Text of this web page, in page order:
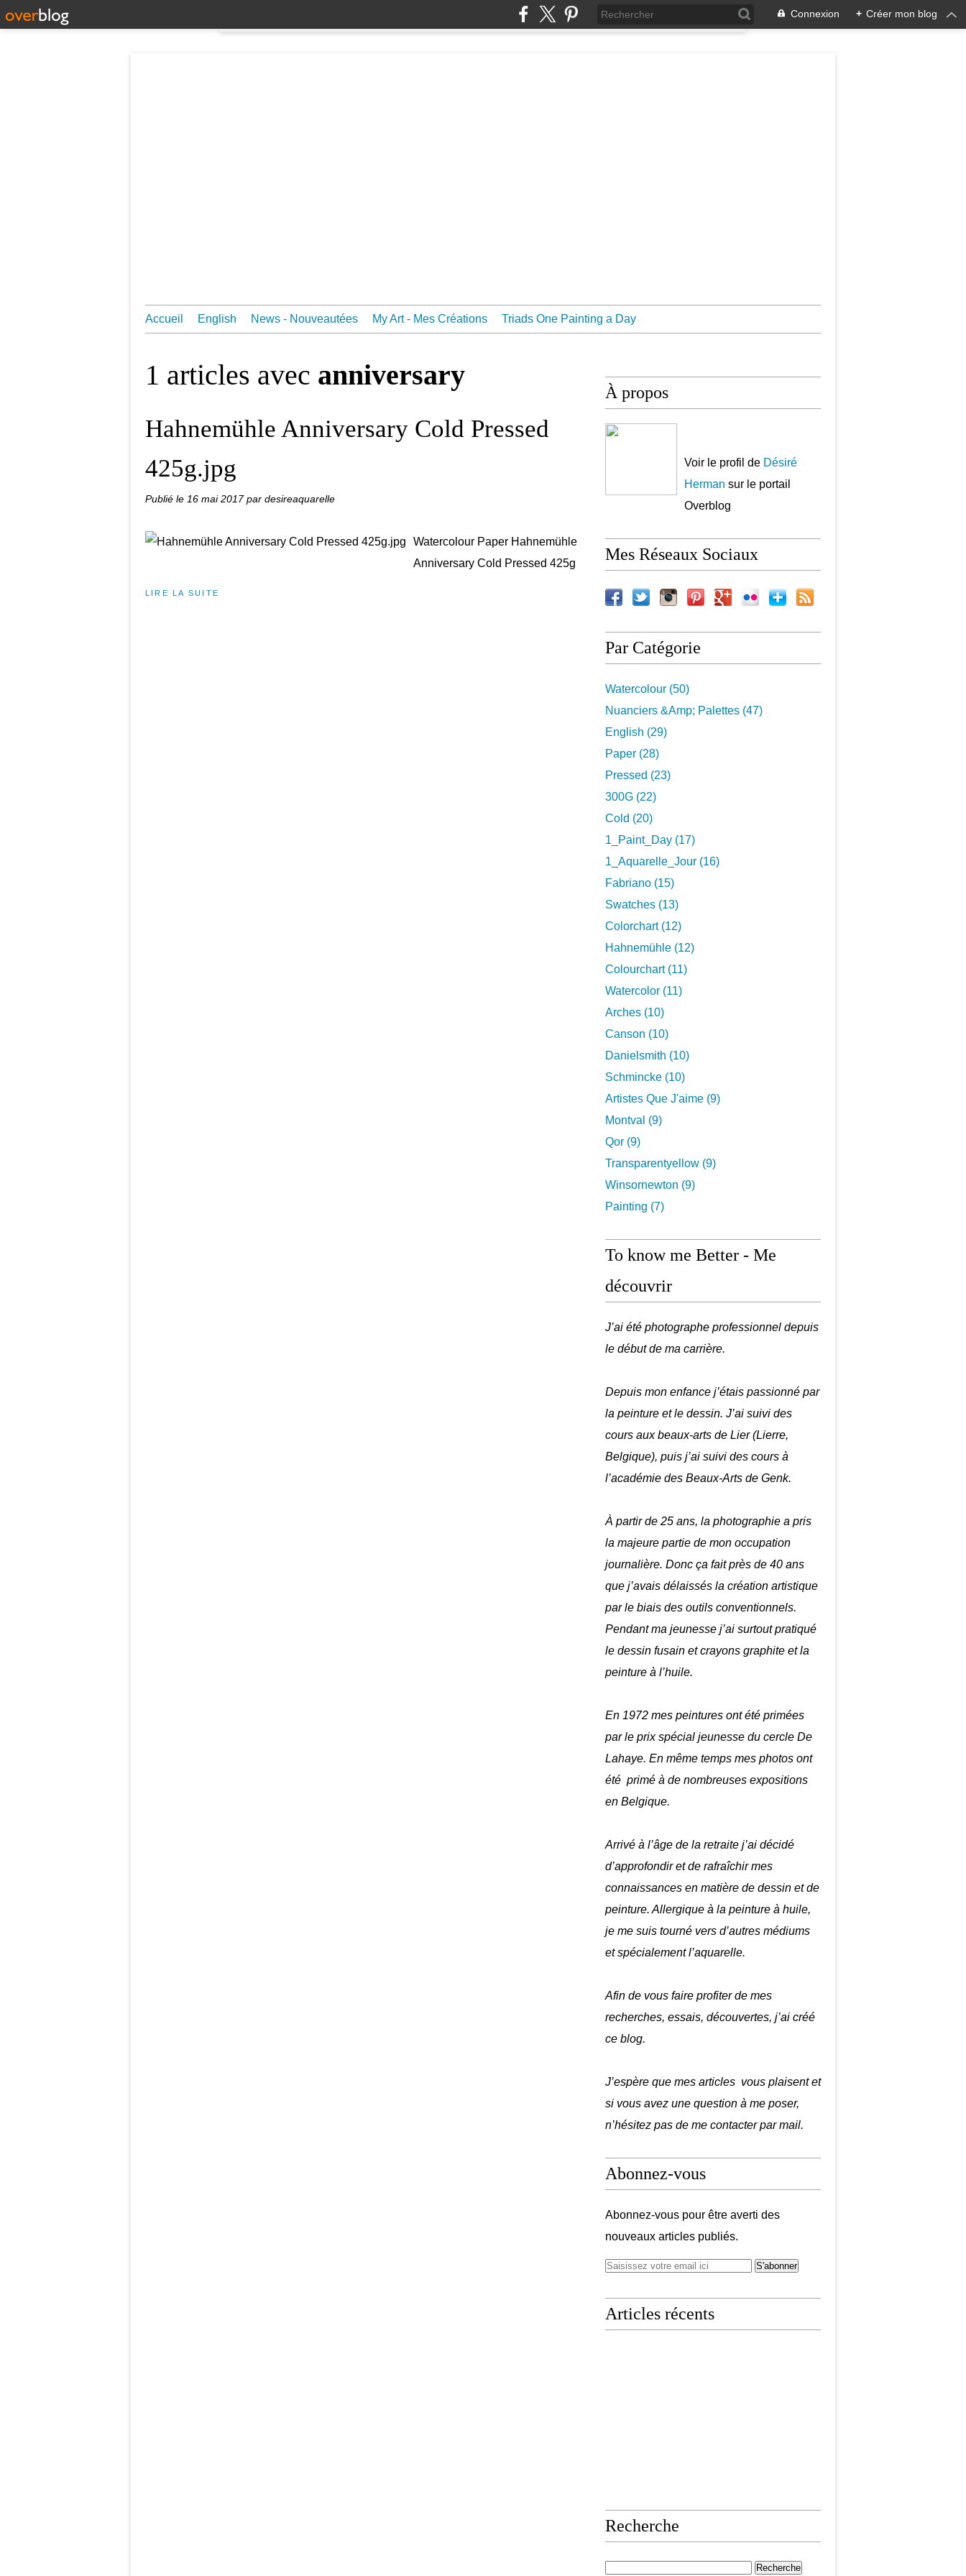
Connexion + Créer mon blog
Accueil English News - Nouveautées My Art - Mes Créations Triads One Painting a Day
1 articles avec anniversary
Hahnemühle Anniversary Cold Pressed
425g.jpg
Publié le 16 mai 2017par desireaquarelle
Watercolour Paper Hahnemühle
Anniversary Cold Pressed 425g
LIRE LA SUITE
À propos
Voir le profil de Désiré
Herman sur le portail
Overblog
Mes Réseaux Sociaux
Par Catégorie
Watercolour (50)
Nuanciers &Amp; Palettes (47)
English (29)
Paper (28)
Pressed (23)
300G (22)
Cold (20)
1_Paint_Day (17)
1_Aquarelle_Jour (16)
Fabriano (15)
Swatches (13)
Colorchart (12)
Hahnemühle (12)
Colourchart (11)
Watercolor (11)
Arches (10)
Canson (10)
Danielsmith (10)
Schmincke (10)
Artistes Que J'aime (9)
Montval (9)
Qor (9)
Transparentyellow (9)
Winsornewton (9)
Painting (7)
To know me Better - Me
découvrir
J’ai été photographe professionnel depuis
le début de ma carrière.
Depuis mon enfance j’étais passionné par
la peinture et le dessin. J’ai suivi des
cours aux beaux-arts de Lier (Lierre,
Belgique), puis j’ai suivi des cours à
l’académie des Beaux-Arts de Genk.
À partir de 25 ans, la photographie a pris
la majeure partie de mon occupation
journalière. Donc ça fait près de 40 ans
que j’avais délaissés la création artistique
par le biais des outils conventionnels.
Pendant ma jeunesse j’ai surtout pratiqué
le dessin fusain et crayons graphite et la
peinture à l’huile.
En 1972 mes peintures ont été primées
par le prix spécial jeunesse du cercle De
Lahaye. En même temps mes photos ont
été primé à de nombreuses expositions
en Belgique.
Arrivé à l’âge de la retraite j’ai décidé
d’approfondir et de rafraîchir mes
connaissances en matière de dessin et de
peinture. Allergique à la peinture à huile,
je me suis tourné vers d’autres médiums
et spécialement l’aquarelle.
Afin de vous faire profiter de mes
recherches, essais, découvertes, j’ai créé
ce blog.
J’espère que mes articles vous plaisent et
si vous avez une question à me poser,
n’hésitez pas de me contacter par mail.
Abonnez-vous
Abonnez-vous pour être averti des
nouveaux articles publiés.
Articles récents
Recherche